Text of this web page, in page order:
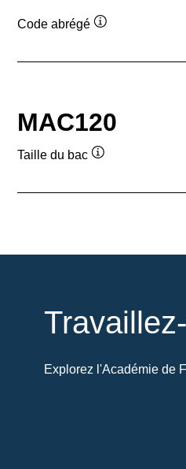
Code abrégé
MAC120
Taille du bac
Explorez l'Académie de